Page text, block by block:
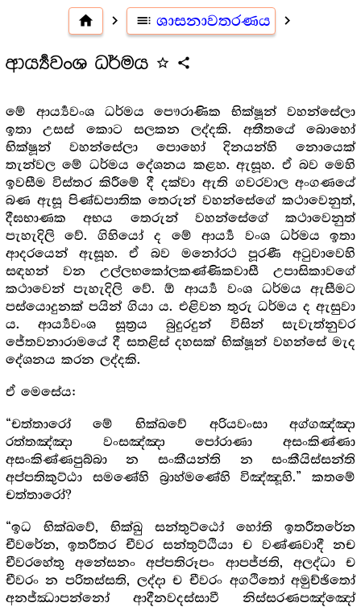
home navigate_next toc ශාසනාවතරණය navigate_next
ආර්‍ය්‍යවංශ ධර්මය star_outline share
මේ ආර්‍ය්‍යවංශ ධර්මය පෞරාණික භික්ෂූන් වහන්සේලා
ඉතා උසස් කොට සලකන ලද්දකි. අතීතයේ බොහෝ
භික්ෂූන් වහන්සේලා පොහෝ දිනයන්හි නොයෙක්
තැන්වල මේ ධර්මය දේශනය කළහ. ඇසූහ. ඒ බව මෙහි
ඉවසීම විස්තර කිරීමේ දී දක්වා ඇති ගවරවාල අංගණයේ
බණ ඇසූ පිණ්ඩපාතික තෙරුන් වහන්සේගේ කථාවෙනුත්,
දීඝභාණක අභය තෙරුන් වහන්සේගේ කථාවෙනුත්
පැහැදිලි වේ. ගිහියෝ ද මේ ආර්‍ය්‍ය වංශ ධර්මය ඉතා
ආදරයෙන් ඇසූහ. ඒ බව මනෝරථ පූරණී අටුවාවෙහි
සඳහන් වන උල්ලභකෝලකණ්ණිකවාසී උපාසිකාවගේ
කථාවෙන් පැහැදිලි වේ. ඕ ආර්‍ය්‍ය වංශ ධර්මය ඇසීමට
පස්යොදුනක් පයින් ගියා ය. එළිවන තුරු ධර්මය ද ඇසුවා
ය. ආර්‍ය්‍යවංශ සූත්‍ර‍ය බුදුරදුන් විසින් සැවැත්නුවර
ජේතවනාරාමයේ දී සතළිස් දහසක් භික්ෂූන් වහන්සේ මැද
දේශනය කරන ලද්දකි.
ඒ මෙසේය:
“චත්තාරෝ මේ භික්ඛවේ අරියවංසා අග්ගඤ්ඤා
රත්තඤ්ඤා වංසඤ්ඤා පෝරාණා අසංකිණ්ණා
අසංකිණ්ණපුබ්බා න සංකීයන්ති න සංකීයිස්සන්ති
අප්පතිකුට්ඨා සමණේහි බ්‍රාහ්මණේහි විඤ්ඤූහි.” කතමේ
චත්තාරෝ?
“ඉධ භික්ඛවේ, භික්ඛු සන්තුට්ඨෝ හෝති ඉතරීතරේන
චීවරේන, ඉතරීතර චීවර සන්තුට්ඨියා ච වණ්ණවාදී නච
චීවරහේතු අනේසනං අප්පතිරූපං ආපජ්ජති, අලද්ධා ච
චීවරං න පරිතස්සති, ලද්දා ච චීවරං අගථිතෝ අමුච්ඡිතෝ
අනජ්ඣාපන්නෝ ආදීනවදස්සාවී නිස්සරණපඤ්ඤෝ